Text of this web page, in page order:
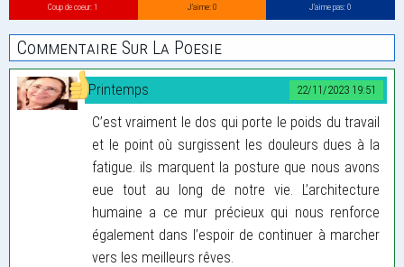
Coup de coeur: 1 J’aime: 0 J’aime pas: 0
Commentaire Sur La Poesie
22/11/2023 19:51
Printemps
C’est vraiment le dos qui porte le poids du travail
et le point où surgissent les douleurs dues à la
fatigue. ils marquent la posture que nous avons
eue tout au long de notre vie. L’architecture
humaine a ce mur précieux qui nous renforce
également dans l’espoir de continuer à marcher
vers les meilleurs rêves.